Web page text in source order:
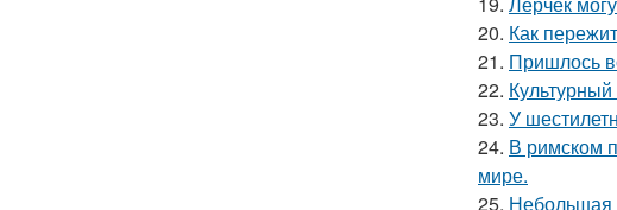
20. Как
21. Пришлось
22.
23. У
24. В римском
мире.
25. Небольшая